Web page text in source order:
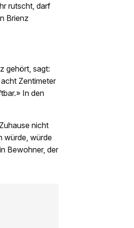
rutscht, darf
Brienz
gehört, sagt:
Zentimeter
In den
nicht
würde, würde
Bewohner, der